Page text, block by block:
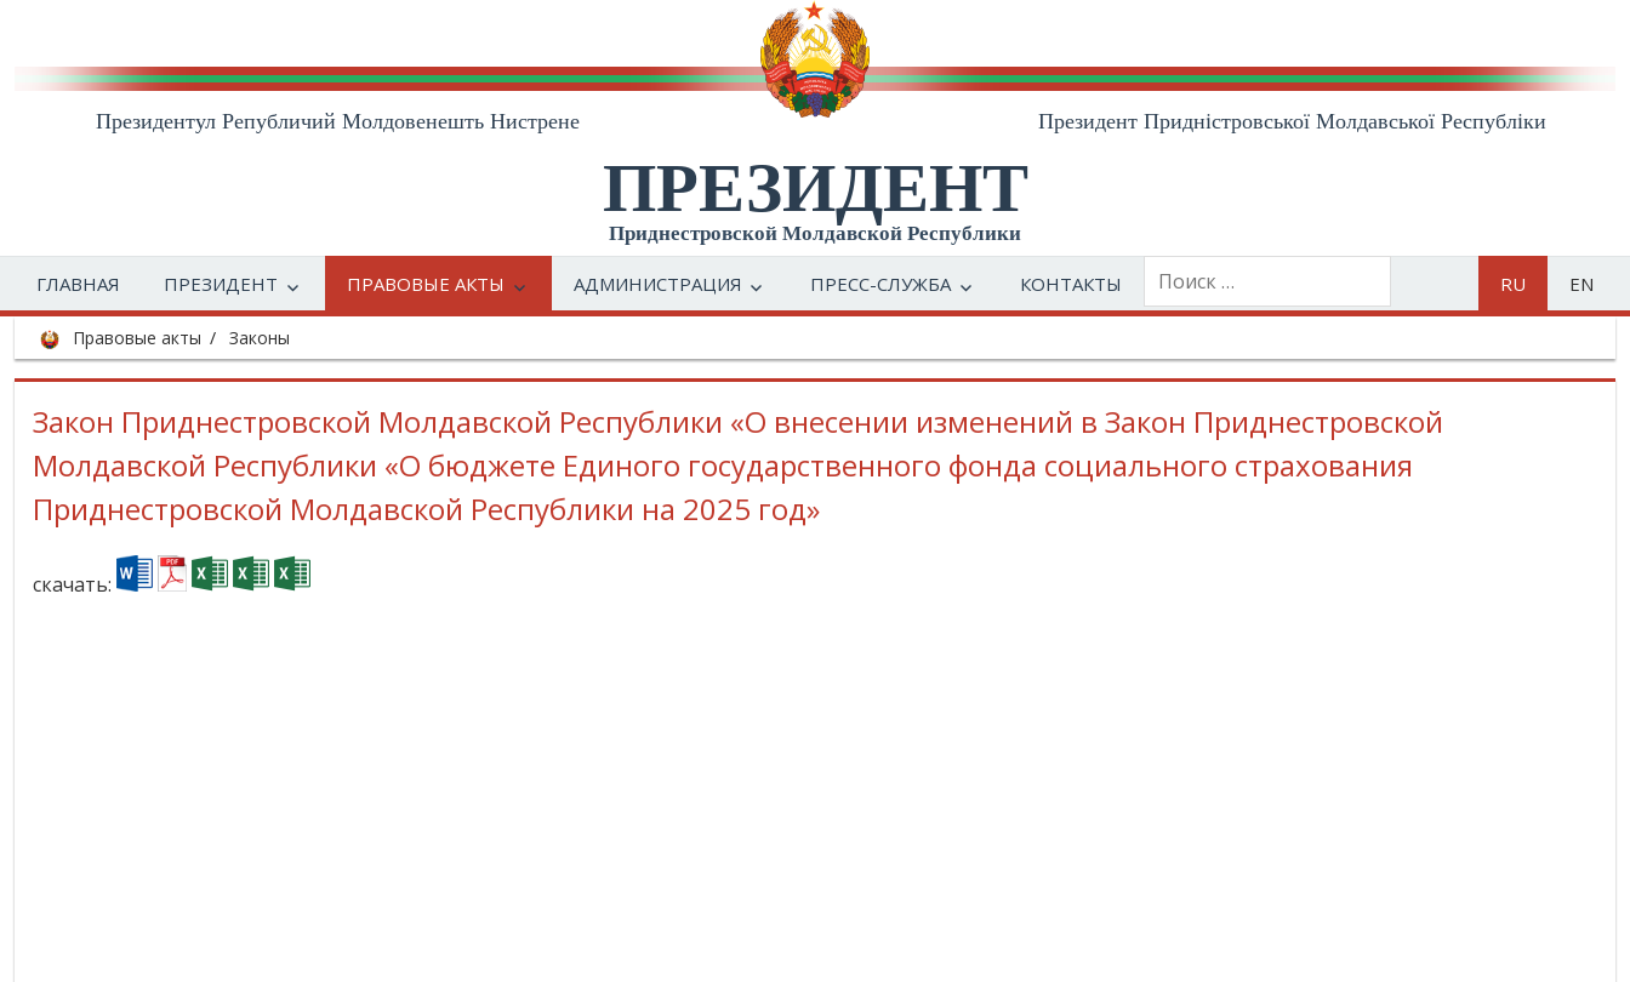
Президентул Републичий Молдовенешть Нистрене Президент Приднiстровської Молдавської Республiки
ПРЕЗИДЕНТ
Приднестровской Молдавской Республики
ГЛАВНАЯ ПРЕЗИДЕНТ ПРАВОВЫЕ АКТЫ АДМИНИСТРАЦИЯ ПРЕСС-СЛУЖБА КОНТАКТЫ RU EN
Правовые акты Законы
Закон Приднестровской Молдавской Республики «О внесении изменений в Закон Приднестровской
Молдавской Республики «О бюджете Единого государственного фонда социального страхования
Приднестровской Молдавской Республики на 2025 год»
скачать: